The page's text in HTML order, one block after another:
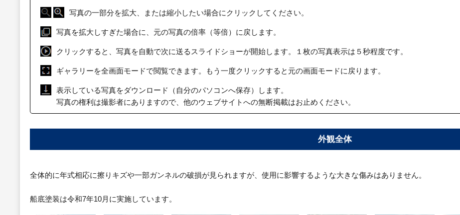
写真の一部分を拡大、または縮小したい場合にクリックしてください。
写真を拡大しすぎた場合に、元の写真の倍率（等倍）に戻します。
クリックすると、写真を自動で次に送るスライドショーが開始します。１枚の写真表示は５秒程度です。
ギャラリーを全画面モードで閲覧できます。もう一度クリックすると元の画面モードに戻ります。
表示している写真をダウンロード（自分のパソコンへ保存）します。
写真の権利は撮影者にありますので、他のウェブサイトへの無断掲載はお止めください。
外観全体
全体的に年式相応に擦りキズや一部ガンネルの破損が見られますが、使用に影響するような大きな傷みはありません。
船底塗装は令和7年10月に実施しています。